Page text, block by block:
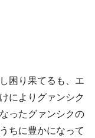
困り果てるも、エ
によりグァンシク
ったグァンシクの
ちに豊かになって